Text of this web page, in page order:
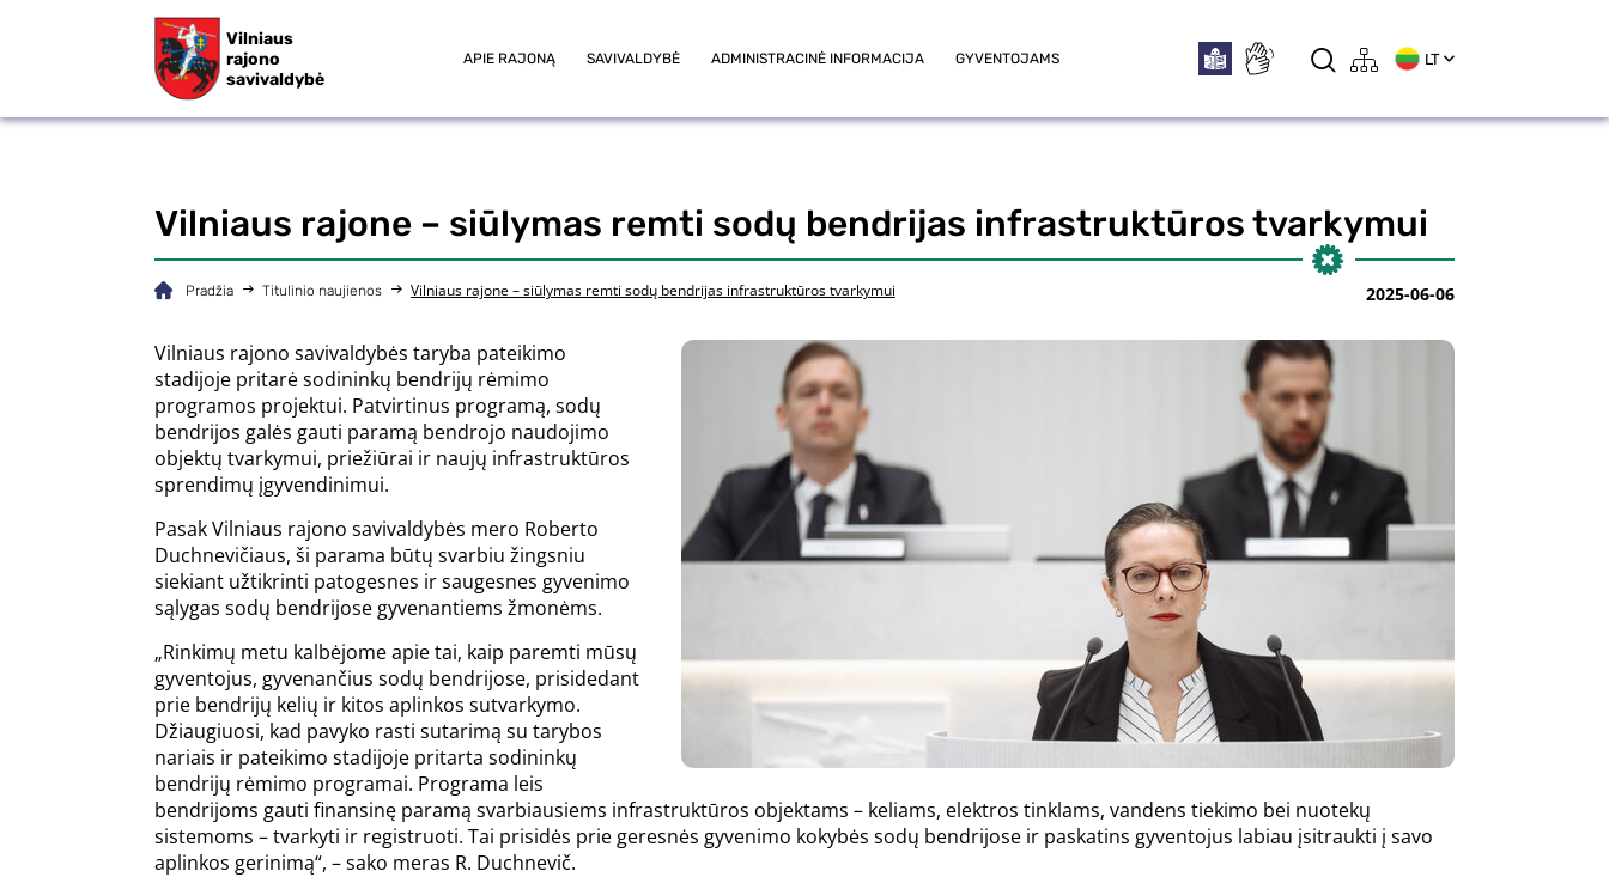
Vilniaus
rajono
savivaldybė
APIE RAJONĄ SAVIVALDYBĖ ADMINISTRACINĖ INFORMACIJA GYVENTOJAMS LT
Vilniaus rajone – siūlymas remti sodų bendrijas infrastruktūros tvarkymui
Pradžia Titulinio naujienos Vilniaus rajone – siūlymas remti sodų bendrijas infrastruktūros tvarkymui 2025-06-06
Vilniaus rajono savivaldybės taryba pateikimo
stadijoje pritarė sodininkų bendrijų rėmimo
programos projektui. Patvirtinus programą, sodų
bendrijos galės gauti paramą bendrojo naudojimo
objektų tvarkymui, priežiūrai ir naujų infrastruktūros
sprendimų įgyvendinimui.
Pasak Vilniaus rajono savivaldybės mero Roberto
Duchnevičiaus, ši parama būtų svarbiu žingsniu
siekiant užtikrinti patogesnes ir saugesnes gyvenimo
sąlygas sodų bendrijose gyvenantiems žmonėms.
„Rinkimų metu kalbėjome apie tai, kaip paremti mūsų
gyventojus, gyvenančius sodų bendrijose, prisidedant
prie bendrijų kelių ir kitos aplinkos sutvarkymo.
Džiaugiuosi, kad pavyko rasti sutarimą su tarybos
nariais ir pateikimo stadijoje pritarta sodininkų
bendrijų rėmimo programai. Programa leis
bendrijoms gauti finansinę paramą svarbiausiems infrastruktūros objektams – keliams, elektros tinklams, vandens tiekimo bei nuotekų
sistemoms – tvarkyti ir registruoti. Tai prisidės prie geresnės gyvenimo kokybės sodų bendrijose ir paskatins gyventojus labiau įsitraukti į savo
aplinkos gerinimą“, – sako meras R. Duchnevič.